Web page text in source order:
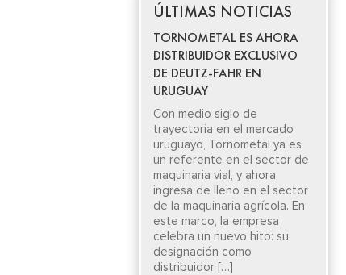
MAQUINARIA USADA
DEUTZ-FAHR
AVANT
KESLA
BATERÍAS
ÚLTIMAS NOTICIAS
TORNOMETAL ES AHORA
DISTRIBUIDOR EXCLUSIVO
DE DEUTZ-FAHR EN
URUGUAY
Con medio siglo de
trayectoria en el mercado
uruguayo, Tornometal ya es
un referente en el sector de
maquinaria vial, y ahora
ingresa de lleno en el sector
de la maquinaria agrícola. En
este marco, la empresa
celebra un nuevo hito: su
designación como
distribuidor […]